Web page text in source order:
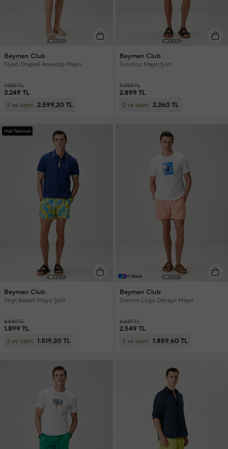
Beymen Club
Siyah Drapeli Anvelop Mayo
7.450 TL
3.249 TL
2 ve üzeri 2.599,20 TL
Beymen Club
Turuncu Mayo Şort
5.650 TL
2.899 TL
2 ve üzeri 2.260 TL
Hızlı Teslimat
Beymen Club
Yeşil Baskılı Mayo Şort
4.649 TL
1.899 TL
2 ve üzeri 1.519,20 TL
+1 Renk
Beymen Club
Somon Logo Detaylı Mayo
4.649 TL
2.549 TL
2 ve üzeri 1.859,60 TL